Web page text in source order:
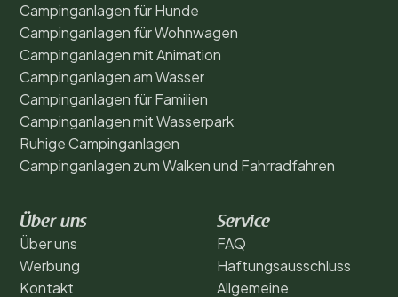
Campinganlagen für Hunde
Campinganlagen für Wohnwagen
Campinganlagen mit Animation
Campinganlagen am Wasser
Campinganlagen für Familien
Campinganlagen mit Wasserpark
Ruhige Campinganlagen
Campinganlagen zum Walken und Fahrradfahren
Über uns
Über uns
Werbung
Kontakt
Service
FAQ
Haftungsausschluss
Allgemeine